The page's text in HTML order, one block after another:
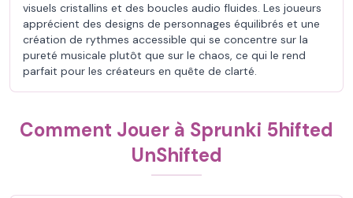
visuels cristallins et des boucles audio fluides. Les joueurs
apprécient des designs de personnages équilibrés et une
création de rythmes accessible qui se concentre sur la
pureté musicale plutôt que sur le chaos, ce qui le rend
parfait pour les créateurs en quête de clarté.
Comment Jouer à Sprunki 5hifted
UnShifted